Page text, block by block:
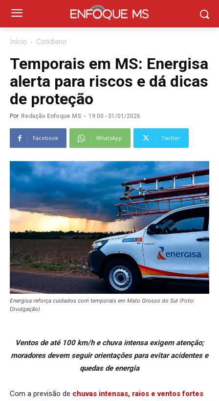
Início Cotidiano
Temporais em MS: Energisa
alerta para riscos e dá dicas
de proteção
Por Redação Enfoque MS - 19:00 - 31/01/2026
Facebook WhatsApp Twitter
Energisa reforça cuidados com temporais em Mato Grosso do Sul (Foto:
Divulgação)
Ventos de até 100 km/h e chuva intensa exigem atenção;
moradores devem seguir orientações para evitar acidentes e
quedas de energia
Com a previsão de chuvas intensas, raios e ventos fortes